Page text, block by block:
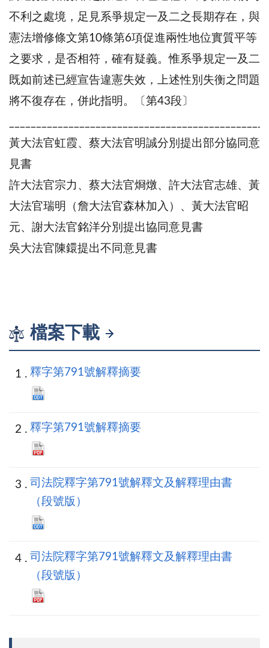
不利之處境，足見系爭規定一及二之長期存在，與
憲法增修條文第10條第6項促進兩性地位實質平等
之要求，是否相符，確有疑義。惟系爭規定一及二
既如前述已經宣告違憲失效，上述性別失衡之問題
將不復存在，併此指明。〔第43段〕
黃大法官虹霞、蔡大法官明誠分別提出部分協同意
見書
許大法官宗力、蔡大法官烱燉、許大法官志雄、黃
大法官瑞明（詹大法官森林加入）、黃大法官昭
元、謝大法官銘洋分別提出協同意見書
吳大法官陳鐶提出不同意見書
檔案下載
釋字第791號解釋摘要
釋字第791號解釋摘要
司法院釋字第791號解釋文及解釋理由書
（段號版）
司法院釋字第791號解釋文及解釋理由書
（段號版）